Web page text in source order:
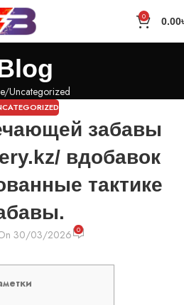
0 0.00
Uncategorized
забавы
вдобавок
тактике
30/03/2026 0